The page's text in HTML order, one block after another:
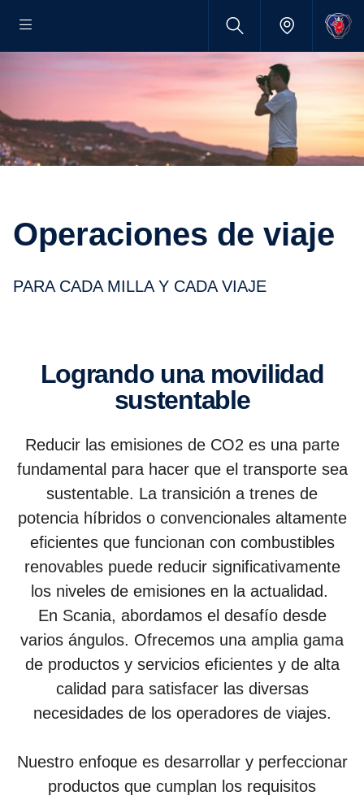
Operaciones de viaje
PARA CADA MILLA Y CADA VIAJE
Logrando una movilidad
sustentable
Reducir las emisiones de CO2 es una parte
fundamental para hacer que el transporte sea
sustentable. La transición a trenes de
potencia híbridos o convencionales altamente
eficientes que funcionan con combustibles
renovables puede reducir significativamente
los niveles de emisiones en la actualidad.
En Scania, abordamos el desafío desde
varios ángulos. Ofrecemos una amplia gama
de productos y servicios eficientes y de alta
calidad para satisfacer las diversas
necesidades de los operadores de viajes.
Nuestro enfoque es desarrollar y perfeccionar
productos que cumplan los requisitos